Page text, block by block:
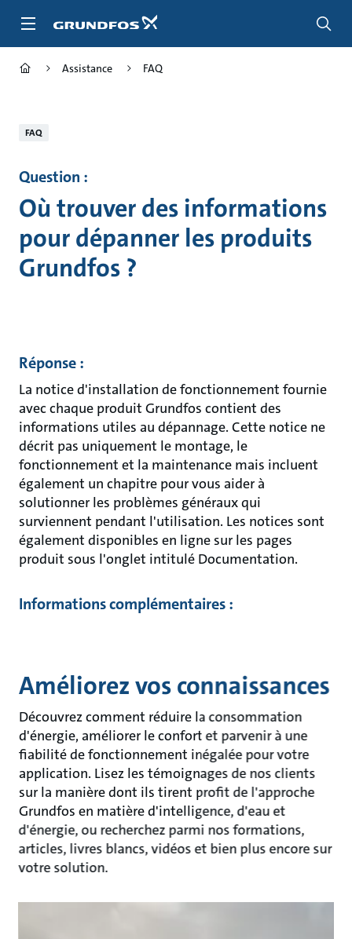
Assistance FAQ
FAQ
Question :
Où trouver des informations
pour dépanner les produits
Grundfos ?
Réponse :
La notice d'installation de fonctionnement fournie
avec chaque produit Grundfos contient des
informations utiles au dépannage. Cette notice ne
décrit pas uniquement le montage, le
fonctionnement et la maintenance mais incluent
également un chapitre pour vous aider à
solutionner les problèmes généraux qui
surviennent pendant l'utilisation. Les notices sont
également disponibles en ligne sur les pages
produit sous l'onglet intitulé Documentation.
Informations complémentaires :
Améliorez vos connaissances
Découvrez comment réduire la consommation
d'énergie, améliorer le confort et parvenir à une
fiabilité de fonctionnement inégalée pour votre
application. Lisez les témoignages de nos clients
sur la manière dont ils tirent profit de l'approche
Grundfos en matière d'intelligence, d'eau et
d'énergie, ou recherchez parmi nos formations,
articles, livres blancs, vidéos et bien plus encore sur
votre solution.